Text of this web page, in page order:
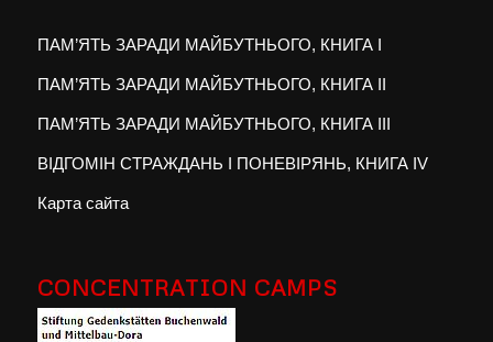
ПАМ’ЯТЬ ЗАРАДИ МАЙБУТНЬОГО, КНИГА I
ПАМ’ЯТЬ ЗАРАДИ МАЙБУТНЬОГО, КНИГА II
ПАМ’ЯТЬ ЗАРАДИ МАЙБУТНЬОГО, КНИГА III
ВІДГОМІН СТРАЖДАНЬ І ПОНЕВІРЯНЬ, КНИГА IV
Карта сайта
CONCENTRATION CAMPS